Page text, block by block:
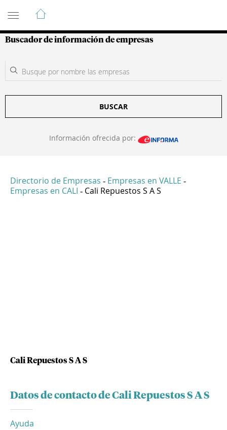
Guía de Empresas Colombianas
Buscador de información de empresas
BUSCAR
Información ofrecida por:
Directorio de Empresas - Empresas en VALLE -
Empresas en CALI - Cali Repuestos S A S
Cali Repuestos S A S
Datos de contacto de Cali Repuestos S A S
Ayuda